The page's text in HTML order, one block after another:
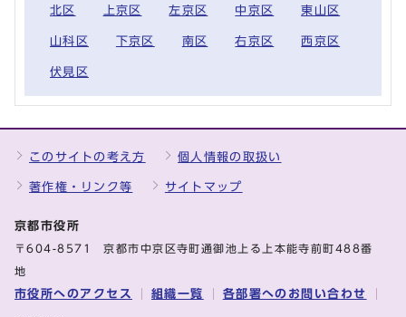
北区 上京区 左京区 中京区 東山区
山科区 下京区 南区 右京区 西京区
伏見区
このサイトの考え方 個人情報の取扱い
著作権・リンク等 サイトマップ
京都市役所
〒604-8571 京都市中京区寺町通御池上る上本能寺前町488番
地
市役所へのアクセス 組織一覧 各部署へのお問い合わせ